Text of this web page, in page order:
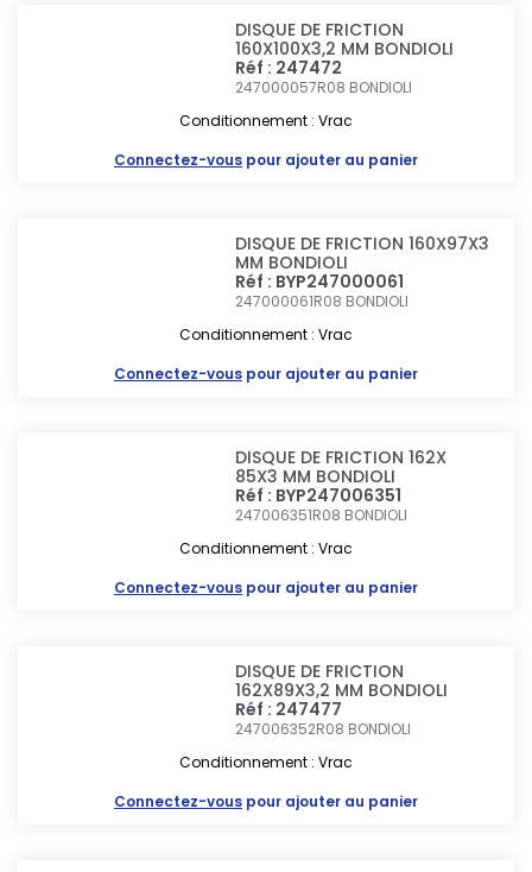
DISQUE DE FRICTION
160X100X3,2 MM BONDIOLI
Réf : 247472
247000057R08 BONDIOLI
Conditionnement : Vrac
Connectez-vous pour ajouter au panier
DISQUE DE FRICTION 160X97X3
MM BONDIOLI
Réf : BYP247000061
247000061R08 BONDIOLI
Conditionnement : Vrac
Connectez-vous pour ajouter au panier
DISQUE DE FRICTION 162X
85X3 MM BONDIOLI
Réf : BYP247006351
247006351R08 BONDIOLI
Conditionnement : Vrac
Connectez-vous pour ajouter au panier
DISQUE DE FRICTION
162X89X3,2 MM BONDIOLI
Réf : 247477
247006352R08 BONDIOLI
Conditionnement : Vrac
Connectez-vous pour ajouter au panier